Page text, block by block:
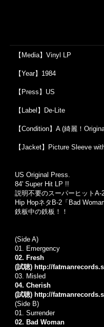
【Media】Vinyl LP
【Year】1984
【Press】US
【Label】De-Lite
【Condition】A (綺麗！
【Jacket】Picture Sleeve
US Original Press.
84' Super Hit LP !!
説明不要のスーパーヒットA-
Hip HopネタB-2「Bad
鉄板中の鉄板！！
(Side A)
01. Emergency
02. Fresh
(試聴) http://
03. Misled
04. Cherish
(試聴) http://
(Side B)
01. Surrender
02. Bad Woman